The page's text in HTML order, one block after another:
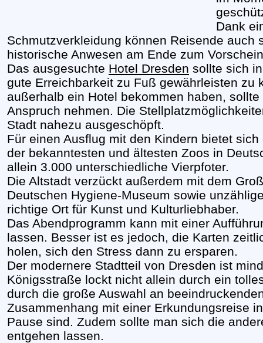
Dank
Schmutzverkleidung können Reisende auch
historische Anwesen am Ende zum
Das ausgesuchte Hotel Dresden sollte sich
gute Erreichbarkeit zu Fuß gewährleisten zu
außerhalb ein Hotel bekommen haben,
Anspruch nehmen. Die
Stadt nahezu ausgeschöpft.
Für einen Ausflug mit den Kindern bietet
der bekanntesten und ältesten Zoos in
allein 3.000 unterschiedliche Vierpfoter.
Die Altstadt verzückt außerdem mit dem
Deutschen Hygiene-Museum sowie
richtige Ort für Kunst und Kulturliebhaber.
Das Abendprogramm kann mit einer
lassen. Besser ist es jedoch, die Karten
holen, sich den Stress dann zu ersparen.
Der modernere Stadtteil von Dresden ist
Königsstraße lockt nicht allein durch ein
durch die große Auswahl an
Zusammenhang mit einer Erkundungsreise
Pause sind. Zudem sollte man sich die
entgehen lassen.